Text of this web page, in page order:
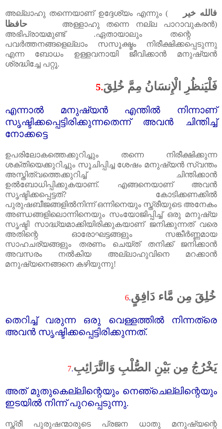
അല്ലാഹു തന്നെയാണ്‌ ഉദ്ദേശ്യം എന്നും (
فالله خير
حافظا
അള്ളാഹു തന്നെ നല്ല പാറാവുകരൻ)
അഭിപ്രായമുണ്ട്‌ .ഏതായാലും തന്റെ
പവർത്തനങ്ങളെല്ലാം സസൂക്ഷ്മം നിരീക്ഷിക്കപ്പെടുന്നു
എന്ന ബോധം ഉള്ളവനായി ജീവിക്കാൻ മനുഷ്യൻ
ശ്രദ്ധിച്ചേ പറ്റൂ.
5.فَلْيَنظُرِ الْإِنسَانُ مِمَّ خُلِقَ
എന്നാൽ മനുഷ്യൻ എന്തിൽ നിന്നാണ്‌
സൃഷ്ടിക്കപ്പെട്ടിരിക്കുന്നതെന്ന് അവൻ ചിന്തിച്ച്‌
നോക്കട്ടെ
ഉപരിലോകത്തെക്കുറിച്ചും തന്നെ നിരീക്ഷിക്കുന്ന
ശക്തിയെക്കുറിച്ചും സൂചിപ്പിച്ച ശേഷം മനുഷ്യൻ സ്വന്തം
അസ്തിത്വത്തെക്കുറിച്ച്‌ ചിന്തിക്കാൻ
ഉൽബോധിപ്പിക്കുകയാണ്‌. എങ്ങനെയാണ്‌ അവൻ
സൃഷ്ടിക്കപ്പെട്ടത്‌? കോടിക്കണക്കിൽ
പുരുഷബീജങ്ങളിൽനിന്ന് ഒന്നിനെയും സ്ത്രീയുടെ അനേകം
അണ്ഡങ്ങളിലൊന്നിനെയും സംയോജിപ്പിച്ച്‌ ഒരു മനുഷ്യ
സൃഷ്ടി സാദ്ധ്യമാക്കിയിരിക്കുകയാണ്‌ ജനിക്കുന്നത്‌ വരെ
അതിന്റെ ഓരോഘട്ടങ്ങളും സങ്കീർണ്ണമായ
സാഹചര്യങ്ങളും തരണം ചെയ്ത്‌ തനിക്ക്‌ ജനിക്കാൻ
അവസരം നൽകിയ അല്ലാഹുവിനെ മറക്കാൻ
മനുഷ്യനെങ്ങനെ കഴിയുന്നു!
6.خُلِقَ مِن مَّاء دَافِقٍ
തെറിച്ച്‌ വരുന്ന ഒരു വെള്ളത്തിൽ നിന്നത്രെ
അവൻ സൃഷ്ടിക്കപ്പെട്ടിരിക്കുന്നത്‌.
7.يَخْرُجُ مِن بَيْنِ الصُّلْبِ وَالتَّرَائِبِ
അത്‌ മുതുകെല്ലിന്റെയും നെഞ്ചെല്ലിന്റെയും
ഇടയിൽ നിന്ന് പുറപ്പെടുന്നു.
സ്ത്രീ പുരുഷന്മാരുടെ പ്രജന ധാതു മനുഷ്യന്റെ